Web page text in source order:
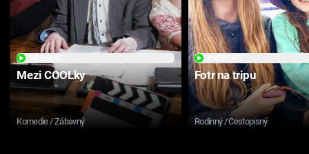
Mezi COOLky
Komedie / Zábavný
Fotr na tripu
Rodinný / Cestopisný